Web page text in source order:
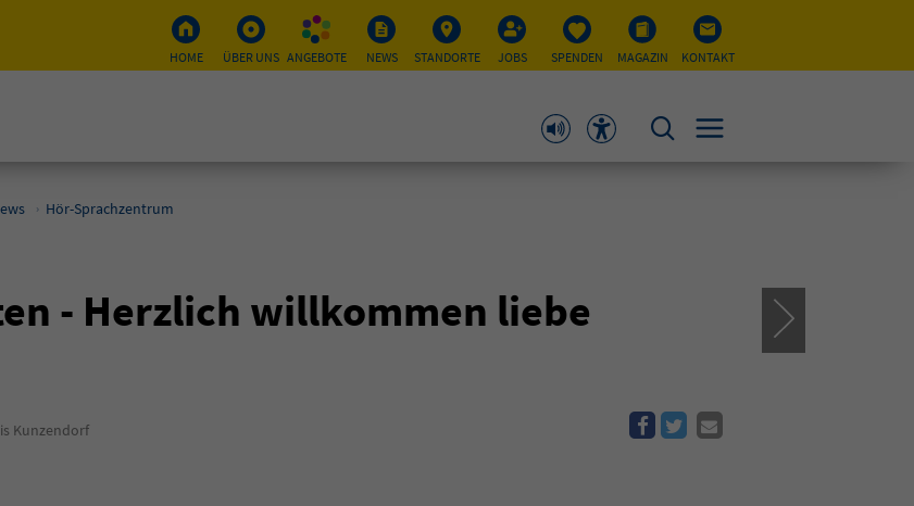
HOME ÜBER UNS ANGEBOTE NEWS STANDORTE JOBS SPENDEN MAGAZIN KONTAKT
Hör-Sprachzentrum
- Herzlich willkommen liebe
Kunzendorf